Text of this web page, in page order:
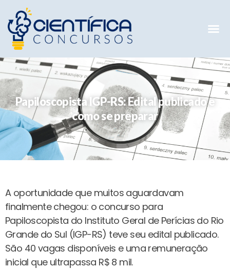
Papiloscopista IGP-RS: Edital publicado e
como se preparar
A oportunidade que muitos aguardavam
finalmente chegou: o concurso para
Papiloscopista do Instituto Geral de Perícias do Rio
Grande do Sul (IGP-RS) teve seu edital publicado.
São 40 vagas disponíveis e uma remuneração
inicial que ultrapassa R$ 8 mil.